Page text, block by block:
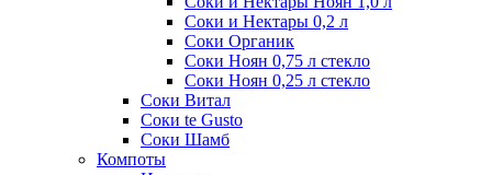
Соки и Нектары 0,2 л
Соки Органик
Соки Ноян 0,75 л стекло
Соки Ноян 0,25 л стекло
Соки Витал
Соки te Gusto
Соки Шамб
Компоты